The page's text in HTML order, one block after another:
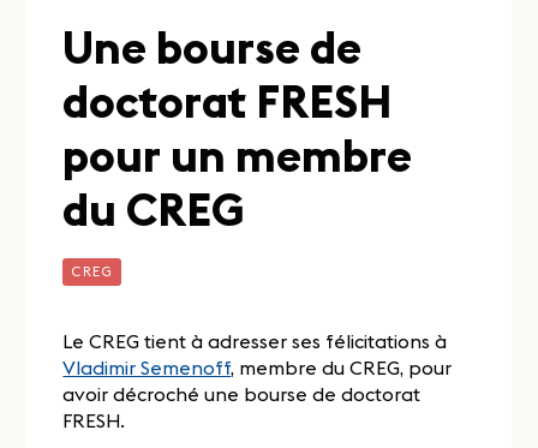
Une bourse de
doctorat FRESH
pour un membre
du CREG
CREG
Le CREG tient à adresser ses félicitations à
Vladimir Semenoff, membre du CREG, pour
avoir décroché une bourse de doctorat
FRESH.